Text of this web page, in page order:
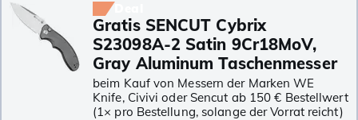
Gratis SENCUT Cybrix
S23098A-2 Satin 9Cr18MoV,
Gray Aluminum Taschenmesser
beim Kauf von Messern der Marken WE
Knife, Civivi oder Sencut ab 150 € Bestellwert
(1× pro Bestellung, solange der Vorrat reicht)